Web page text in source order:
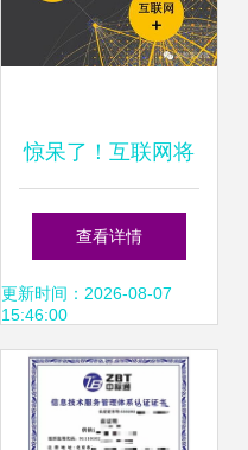
惊呆了！互联网将
为三农带来这些惊
人发展，技术服务
正在改变中国农村
查看详情
更新时间：2026-08-07
15:46:00